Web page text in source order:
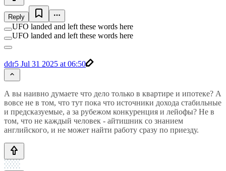
Reply
UFO landed and left these words here
UFO landed and left these words here
ddr5 Jul 31 2025 at 06:50
А вы наивно думаете что дело только в квартире и ипотеке? А
вовсе не в том, что тут пока что источники дохода стабильные
и предсказуемые, а за рубежом конкуренция и лейофы? Не в
том, что не каждый человек - айтишник со знанием
английского, и не может найти работу сразу по приезду.